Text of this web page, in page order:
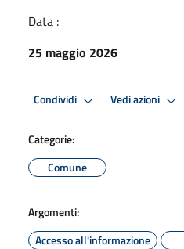
Data :
25 maggio 2026
Condividi Vedi azioni
Categorie:
Comune
Argomenti:
Accesso all'informazione